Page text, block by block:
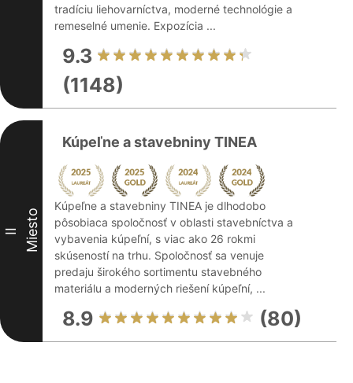
tradíciu liehovarníctva, moderné technológie a
remeselné umenie. Expozícia ...
9.3
(1148)
II Miesto
Kúpeľne a stavebniny TINEA
Kúpeľne a stavebniny TINEA je dlhodobo
pôsobiaca spoločnosť v oblasti stavebníctva a
vybavenia kúpeľní, s viac ako 26 rokmi
skúseností na trhu. Spoločnosť sa venuje
predaju širokého sortimentu stavebného
materiálu a moderných riešení kúpeľní, ...
8.9 (80)